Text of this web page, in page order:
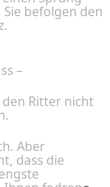
befolgen den
–
den Ritter nicht
Aber
dass die